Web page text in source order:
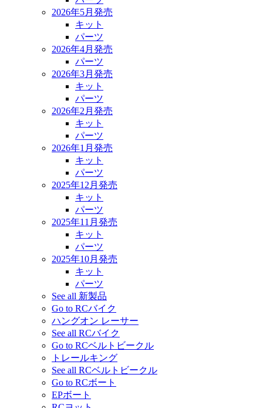
2026年5月発売
キット
パーツ
2026年4月発売
パーツ
2026年3月発売
キット
パーツ
2026年2月発売
キット
パーツ
2026年1月発売
キット
パーツ
2025年12月発売
キット
パーツ
2025年11月発売
キット
パーツ
2025年10月発売
キット
パーツ
See all 新製品
Go to RCバイク
ハングオン レーサー
See all RCバイク
Go to RCベルトビークル
トレールキング
See all RCベルトビークル
Go to RCボート
EPボート